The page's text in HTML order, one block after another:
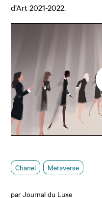
d’Art 2021-2022.
Chanel Metaverse
par Journal du Luxe